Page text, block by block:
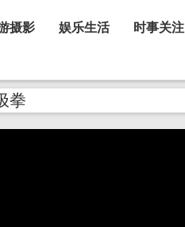
摄影 娱乐生活 时事关注
拳